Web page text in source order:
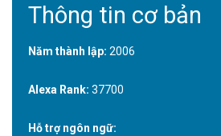
Thông tin cơ bản
Năm thành lập: 2006
Alexa Rank: 37700
Hỗ trợ ngôn ngữ: